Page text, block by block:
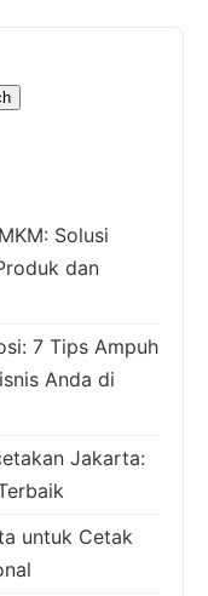
Solusi
dan
7 Tips Ampuh
Anda di
Jakarta:
untuk Cetak